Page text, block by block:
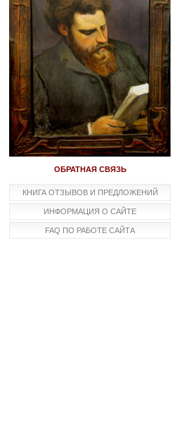
ОБРАТНАЯ СВЯЗЬ
КНИГА ОТЗЫВОВ И ПРЕДЛОЖЕНИЙ
ИНФОРМАЦИЯ О САЙТЕ
FAQ ПО РАБОТЕ САЙТА